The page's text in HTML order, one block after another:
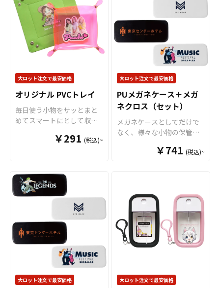
て使用するだけでなく、ペ
ンやバッグなどのアクセサ
リーにも最適です。 またケ
イオーの フォンタブ とセッ
トで組み合わせることでブ
つながります。 アンブレラ
マーカーは幅広い年齢層の
お客様に喜ばれる商品で、
方々にご利用いただけおす
すめです。 オリジナルグッ
ズとしてアンブレラマーカ
ーを製作されてみてはいか
メ、スポーツ、官公庁、同
人グッズなど様々な業界に
人気です。 短納期・小ロッ
トでの対応も可能ですので
ご不明点がありましたらお
気軽にご相談ください。
の推し活グッズとしても大
人気のタオルです。生地は
国内製造差された今治産の
タオルで、生地・印刷・縫
製すべて国内で製造致しま
す。※印刷後に縁処理を行
い場合、表の印刷カラーに
合わせて縫製致します。 短
納期・小ロットでの対応も
可能ですのでご不明点があ
りましたらお気軽にご相談
圧着なので溶着部分にも印
刷でき、溶着部分も含めた
全面印刷が可能です。イラ
ストやロゴを大きく印刷し
てエンドユーザーにアピー
ルすることが出来ます。 オ
リジナル クリアファイルは
様々なシーンで活躍しま
す！例えば、会社・店舗情
報やメイン商材を印刷する
ことで、優秀な販促ツール
となります。キャラクター
グッズやノベルティ、企
トグッズはもちろん、学
に必要な資材も取り揃えて
おりますので、お客様には
デザインをご入稿いただく
だけでオリジナル商品とし
て販売していただくことが
できます。国内生産で小ロ
談ください。
大ロット注文で最安価格
オリジナル PVCトレイ
毎日使う小物をサッとまと
めてスマートにとして収納
らかくて丈夫なPVC素材を
ナルデザインで制作いたし
ます。 トレイの底面部分に
フルカラーでオリジナルの
デザインを印刷することが
できます。PVCのカラーは全
16色からお選びいただけま
すので、デザインに合わせ
てお選びください。PVC製
で水や汚れに強く、四隅の
スナップボタンを留めるだ
けで簡単に組み立てが完了
しますので、散らかりがち
￥291 (税込)~
大ロット注文で最安価格
PUメガネケース＋メガ
ネクロス（セット）
メガネケースとしてだけで
なく、様々な小物の保管に
です。かさ張らず邪魔にな
オリティPUレザーを使用。
リアルなシボ加工で高級感
ある仕上がりです。また、
内側には柔らかな起毛加工
を施していますので、収納
したグッズを優しく保護し
お客様にはデザインをご入
￥741 (税込)~
大ロット注文で最安価格 大ロット注文で最安価格